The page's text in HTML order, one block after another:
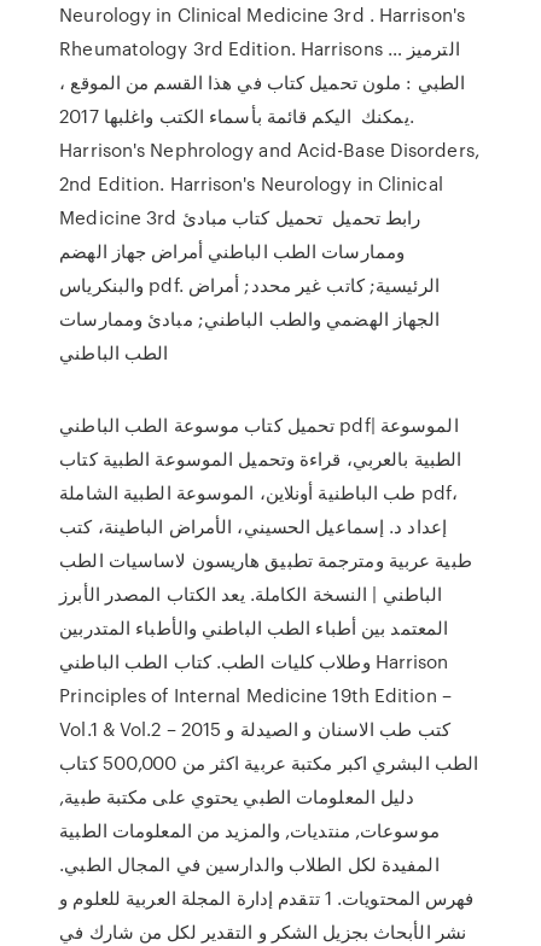
Neurology in Clinical Medicine 3rd . Harrison's
Rheumatology 3rd Edition. Harrisons … الترميز
الطبي : ملون تحميل كتاب في هذا القسم من الموقع ،
يمكنك اليكم قائمة بأسماء الكتب واغلبها 2017.
Harrison's Nephrology and Acid-Base Disorders,
2nd Edition. Harrison's Neurology in Clinical
Medicine 3rd رابط تحميل تحميل كتاب مبادئ
وممارسات الطب الباطني أمراض جهاز الهضم
والبنكرياس pdf. الرئيسية; كاتب غير محدد; أمراض
الجهاز الهضمي والطب الباطني; مبادئ وممارسات
تحميل كتاب موسوعة الطب الباطني pdf| الموسوعة
الطبية بالعربي، قراءة وتحميل الموسوعة الطبية كتاب
طب الباطنية أونلاين، الموسوعة الطبية الشاملة pdf،
إعداد د. إسماعيل الحسيني، الأمراض الباطينة، كتب
طبية عربية ومترجمة تطبيق هاريسون لاساسيات الطب
الباطني | النسخة الكاملة. يعد الكتاب المصدر الأبرز
المعتمد بين أطباء الطب الباطني والأطباء المتدربين
وطلاب كليات الطب. كتاب الطب الباطني Harrison
Principles of Internal Medicine 19th Edition –
Vol.1 & Vol.2 – 2015 كتب طب الاسنان و الصيدلة و
الطب البشري اكبر مكتبة عربية اكثر من 500,000 كتاب
دليل المعلومات الطبي يحتوي على مكتبة طبية,
موسوعات, منتديات, والمزيد من المعلومات الطبية
المفيدة لكل الطلاب والدارسين في المجال الطبي.
فهرس المحتويات. 1 تتقدم إدارة المجلة العربية للعلوم و
نشر الأبحاث بجزيل الشكر و التقدير لكل من شارك في